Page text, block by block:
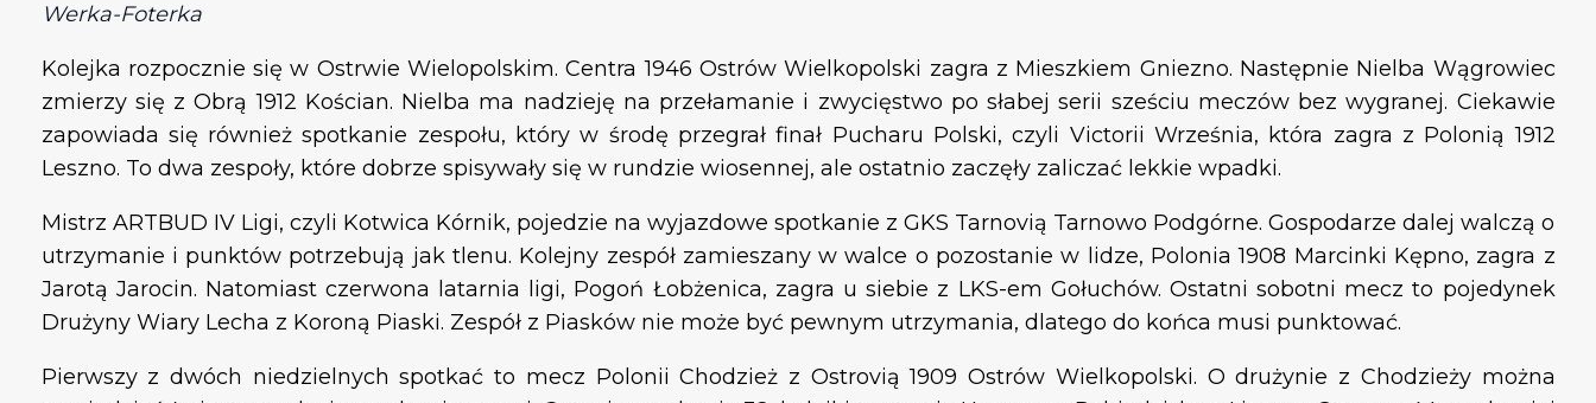
Werka-Foterka
Kolejka rozpocznie się w Ostrwie Wielopolskim. Centra 1946 Ostrów Wielkopolski zagra z Mieszkiem Gniezno. Następnie Nielba Wągrowiec
zmierzy się z Obrą 1912 Kościan. Nielba ma nadzieję na przełamanie i zwycięstwo po słabej serii sześciu meczów bez wygranej. Ciekawie
zapowiada się również spotkanie zespołu, który w środę przegrał finał Pucharu Polski, czyli Victorii Września, która zagra z Polonią 1912
Leszno. To dwa zespoły, które dobrze spisywały się w rundzie wiosennej, ale ostatnio zaczęły zaliczać lekkie wpadki.
Mistrz ARTBUD IV Ligi, czyli Kotwica Kórnik, pojedzie na wyjazdowe spotkanie z GKS Tarnovią Tarnowo Podgórne. Gospodarze dalej walczą o
utrzymanie i punktów potrzebują jak tlenu. Kolejny zespół zamieszany w walce o pozostanie w lidze, Polonia 1908 Marcinki Kępno, zagra z
Jarotą Jarocin. Natomiast czerwona latarnia ligi, Pogoń Łobżenica, zagra u siebie z LKS-em Gołuchów. Ostatni sobotni mecz to pojedynek
Drużyny Wiary Lecha z Koroną Piaski. Zespół z Piasków nie może być pewnym utrzymania, dlatego do końca musi punktować.
Pierwszy z dwóch niedzielnych spotkać to mecz Polonii Chodzież z Ostrovią 1909 Ostrów Wielkopolski. O drużynie z Chodzieży można